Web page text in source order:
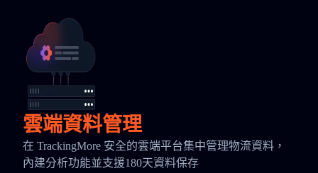
雲端資料管理
在 TrackingMore 安全的雲端平台集中管理物流資料，
內建分析功能並支援180天資料保存